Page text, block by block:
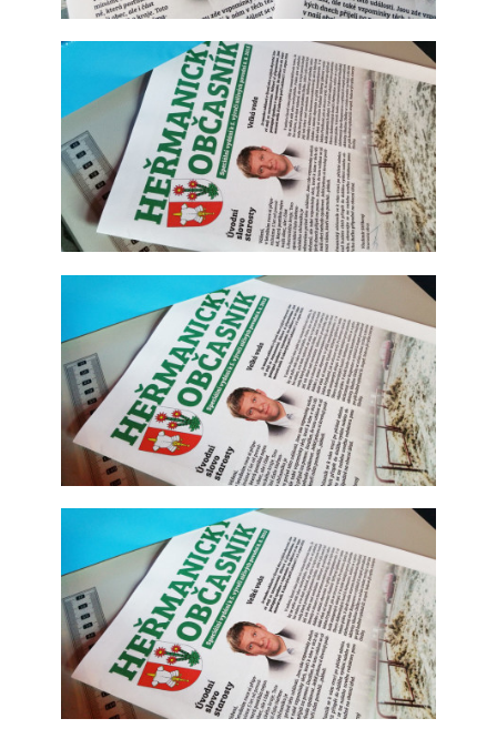
Tisk periodik, časopisů a bulletinů
Tisk periodik, časopisů a bulletinů
Tisk periodik, časopisů a bulletinů